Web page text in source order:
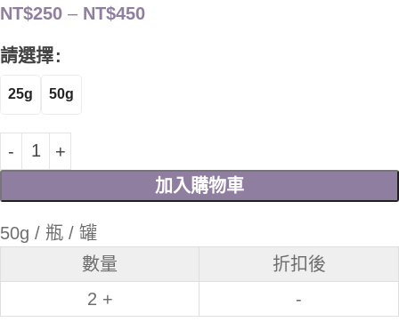
NT$250 – NT$450
請選擇
25g 50g
加入購物車
50g / 瓶 / 罐
數量
折扣後
2 +
-